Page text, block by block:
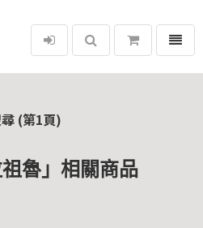
選單
(第1頁)
魯」相關商品